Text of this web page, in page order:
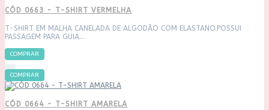
CÓD 0663 - T-SHIRT VERMELHA
T-SHIRT EM MALHA CANELADA DE ALGODÃO COM ELASTANO.POSSUI
PASSAGEM PARA GUIA...
COMPRAR
COMPRAR
CÓD 0664 - T-SHIRT AMARELA